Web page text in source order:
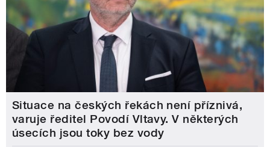
Situace na českých řekách není příznivá,
varuje ředitel Povodí Vltavy. V některých
úsecích jsou toky bez vody